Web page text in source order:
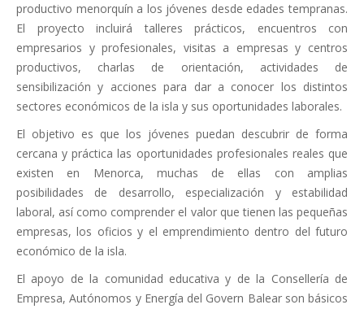
productivo menorquín a los jóvenes desde edades tempranas.
El proyecto incluirá talleres prácticos, encuentros con
empresarios y profesionales, visitas a empresas y centros
productivos, charlas de orientación, actividades de
sensibilización y acciones para dar a conocer los distintos
sectores económicos de la isla y sus oportunidades laborales.
El objetivo es que los jóvenes puedan descubrir de forma
cercana y práctica las oportunidades profesionales reales que
existen en Menorca, muchas de ellas con amplias
posibilidades de desarrollo, especialización y estabilidad
laboral, así como comprender el valor que tienen las pequeñas
empresas, los oficios y el emprendimiento dentro del futuro
económico de la isla.
El apoyo de la comunidad educativa y de la Consellería de
Empresa, Autónomos y Energía del Govern Balear son básicos